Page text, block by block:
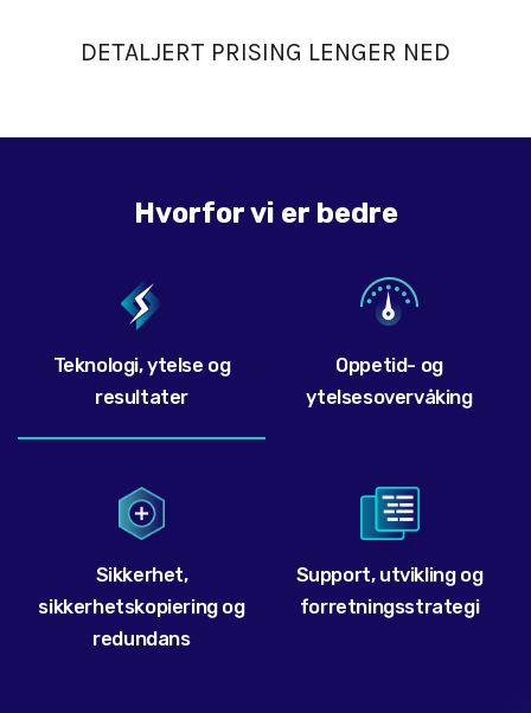
DETALJERT PRISING LENGER NED
Hvorfor vi er bedre
Teknologi, ytelse og
resultater
Oppetid- og
ytelsesovervåking
Sikkerhet,
sikkerhetskopiering og
redundans
Support, utvikling og
forretningsstrategi